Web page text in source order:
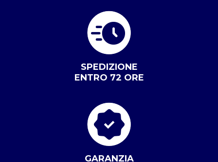
SPEDIZIONE
ENTRO 72 ORE
GARANZIA